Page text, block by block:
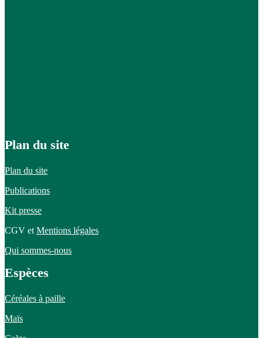
Plan du site
Plan du site
Publications
Kit presse
CGV et Mentions légales
Qui sommes-nous
Espèces
Céréales à paille
Maïs